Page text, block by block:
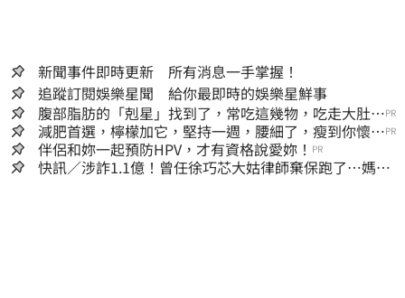
新聞事件即時更新 所有消息一手掌握！
追蹤訂閱娛樂星聞 給你最即時的娛樂星鮮事
腹部脂肪的「剋星」找到了，常吃這幾物，吃走大肚
囊，瘦出小蠻腰
PR
減肥首選，檸檬加它，堅持一週，腰細了，瘦到你懷疑
人生
PR
伴侶和妳一起預防HPV，才有資格說愛妳！ PR
快訊／涉詐1.1億！曾任徐巧芯大姑律師棄保跑了…媽也